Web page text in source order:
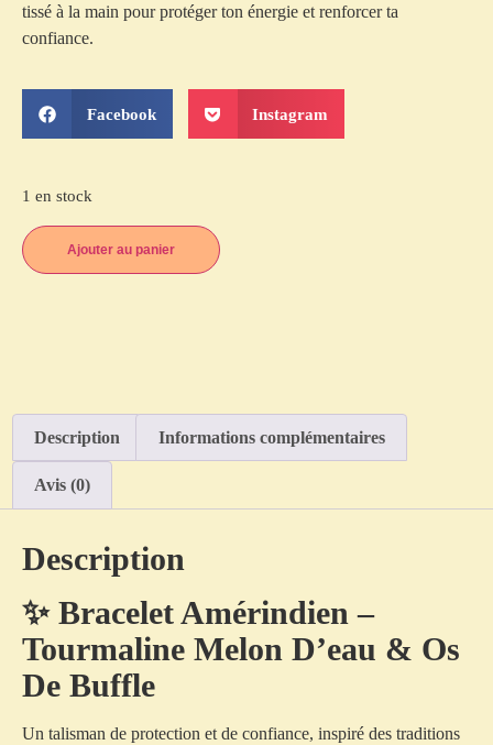
tissé à la main pour protéger ton énergie et renforcer ta
confiance.
Facebook Instagram
1 en stock
Ajouter au panier
Description Informations complémentaires
Avis (0)
Description
✨ Bracelet Amérindien –
Tourmaline Melon D’eau & Os
De Buffle
Un talisman de protection et de confiance, inspiré des traditions